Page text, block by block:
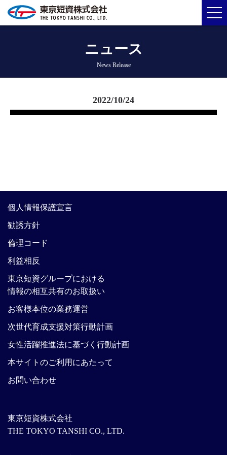
ニュース
News Release
2022/10/24
東京短資株式会社
THE TOKYO TANSHI CO., LTD.
個人情報保護宣言
勧誘方針
倫理コード
利益相反
東京短資グループにおける
情報の相互共有のお取扱い
お客様本位の業務運営
次世代育成支援対策行動計画
女性活躍推進法に基づく行動計画
本サイトのご利用にあたって
お問い合わせ